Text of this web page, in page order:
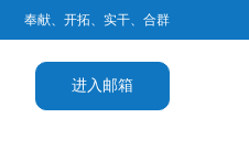
奉献、开拓、实干、合群
进入邮箱